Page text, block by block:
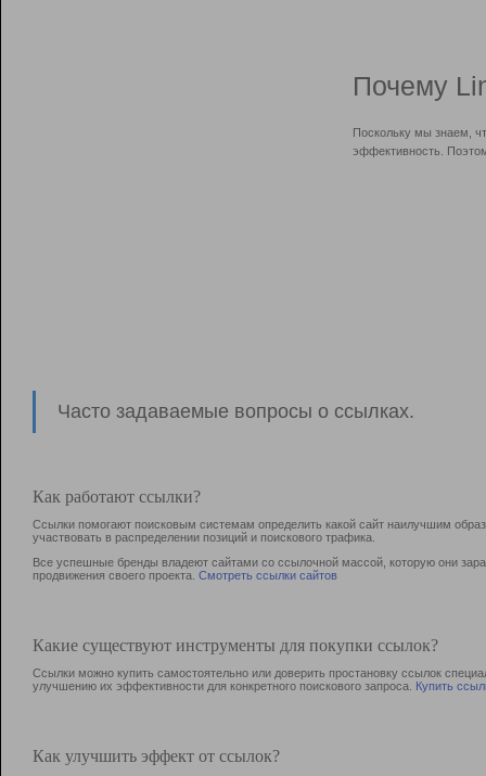
Почему
Поскольку мы знаем,
эффективность.
Часто задаваемые вопросы о ссылках.
Как работают ссылки?
Ссылки помогают поисковым системам определить какой сайт наилучшим
участвовать в раcпределении позиций и поискового трафика.
Все успешные бренды владеют сайтами со ссылочной массой, которую они
продвижения своего проекта. Смотреть ссылки сайтов
Какие существуют инструменты для покупки ссылок?
Ссылки можно купить самостоятельно или доверить простановку ссылок
улучшению их эффективности для конкретного поискового запроса. Купить
Как улучшить эффект от ссылок?